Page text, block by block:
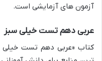
آزمون های آزمایشی است.
عربی دهم تست خیلی سبز
کتاب «عربی دهم تست خیلی